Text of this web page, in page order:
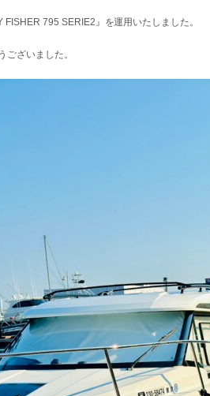
795 SERIE2』を運用いたしました。
ざいました。